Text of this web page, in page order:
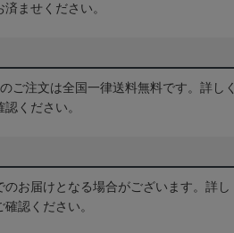
ませください。
ご注文は全国一律送料無料です。詳しく
認ください。
お届けとなる場合がございます。詳し
確認ください。